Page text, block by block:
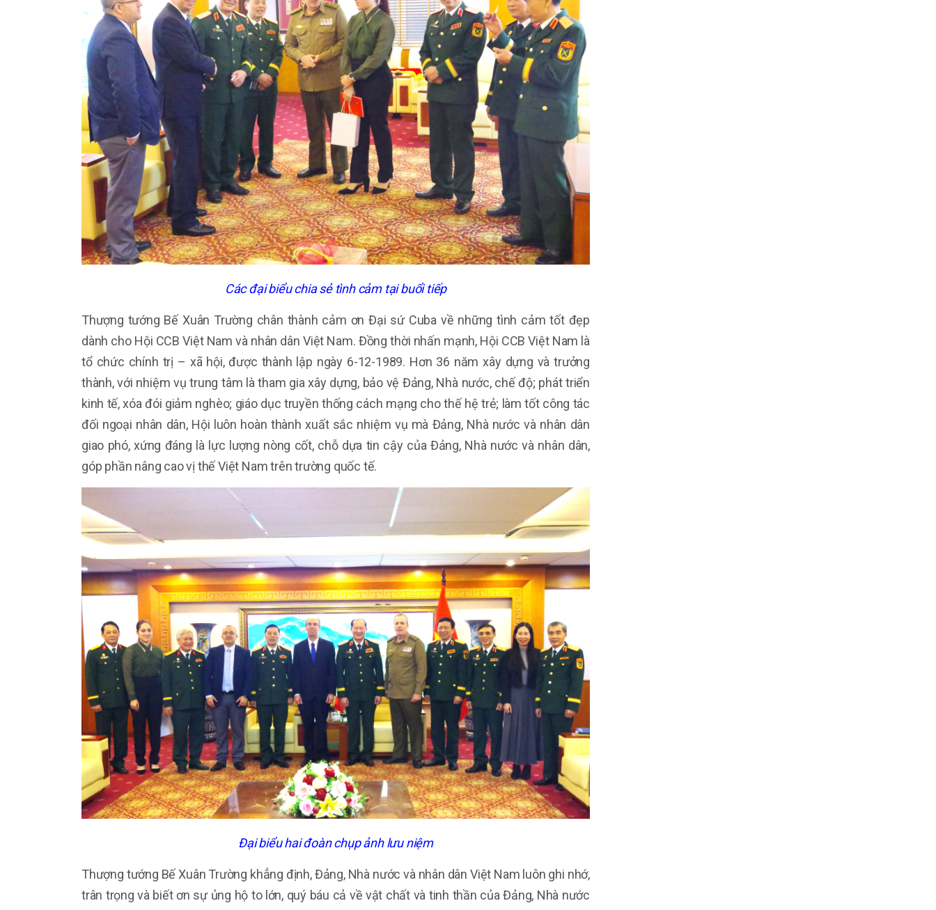
Các đại biểu chia sẻ tình cảm tại buổi tiếp
Thượng tướng Bế Xuân Trường chân thành cảm ơn Đại sứ Cuba về những tình cảm tốt đẹp
dành cho Hội CCB Việt Nam và nhân dân Việt Nam. Đồng thời nhấn mạnh, Hội CCB Việt Nam là
tổ chức chính trị – xã hội, được thành lập ngày 6-12-1989. Hơn 36 năm xây dựng và trưởng
thành, với nhiệm vụ trung tâm là tham gia xây dựng, bảo vệ Đảng, Nhà nước, chế độ; phát triển
kinh tế, xóa đói giảm nghèo; giáo dục truyền thống cách mạng cho thế hệ trẻ; làm tốt công tác
đối ngoại nhân dân, Hội luôn hoàn thành xuất sắc nhiệm vụ mà Đảng, Nhà nước và nhân dân
giao phó, xứng đáng là lực lượng nòng cốt, chỗ dựa tin cậy của Đảng, Nhà nước và nhân dân,
góp phần nâng cao vị thế Việt Nam trên trường quốc tế.
Đại biểu hai đoàn chụp ảnh lưu niệm
Thượng tướng Bế Xuân Trường khẳng định, Đảng, Nhà nước và nhân dân Việt Nam luôn ghi nhớ,
trân trọng và biết ơn sự ủng hộ to lớn, quý báu cả về vật chất và tinh thần của Đảng, Nhà nước